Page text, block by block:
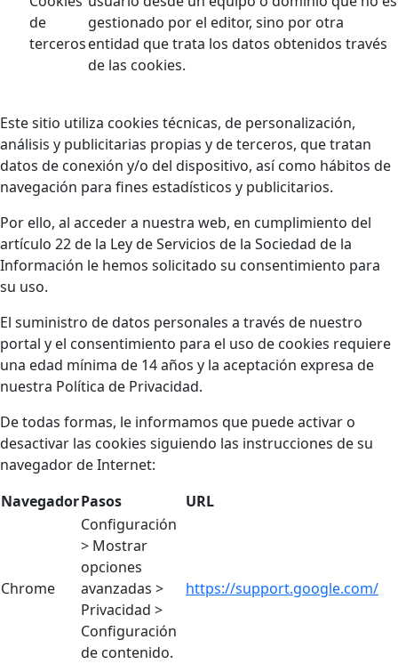
de
terceros
gestionado por el editor, sino por otra
entidad que trata los datos obtenidos través
de las cookies.
Este sitio utiliza cookies técnicas, de personalización,
análisis y publicitarias propias y de terceros, que tratan
datos de conexión y/o del dispositivo, así como hábitos de
navegación para fines estadísticos y publicitarios.
Por ello, al acceder a nuestra web, en cumplimiento del
artículo 22 de la Ley de Servicios de la Sociedad de la
Información le hemos solicitado su consentimiento para
su uso.
El suministro de datos personales a través de nuestro
portal y el consentimiento para el uso de cookies requiere
una edad mínima de 14 años y la aceptación expresa de
nuestra Política de Privacidad.
De todas formas, le informamos que puede activar o
desactivar las cookies siguiendo las instrucciones de su
navegador de Internet:
NavegadorPasos URL
Chrome
Configuración
> Mostrar
opciones
avanzadas >
Privacidad >
Configuración
de contenido.
https://support.google.com/